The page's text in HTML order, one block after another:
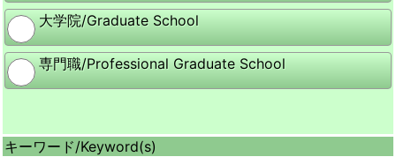
大学院/Graduate School
専門職/Professional Graduate School
キーワード/Keyword(s)